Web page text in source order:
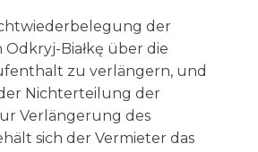
der
Białkę über die
zu verlängern, und
Nichterteilung der
Verlängerung des
sich der Vermieter das